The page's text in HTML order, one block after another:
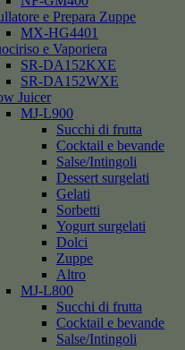
e Prepara Zuppe
MX-HG4401
e Vaporiera
SR-DA152KXE
SR-DA152WXE
Juicer
MJ-L900
Succhi di frutta
Cocktail e bevande
Salse/Intingoli
Dessert surgelati
Gelati
Sorbetti
Yogurt surgelati
Dolci
Zuppe
Altro
MJ-L800
Succhi di frutta
Cocktail e bevande
Salse/Intingoli